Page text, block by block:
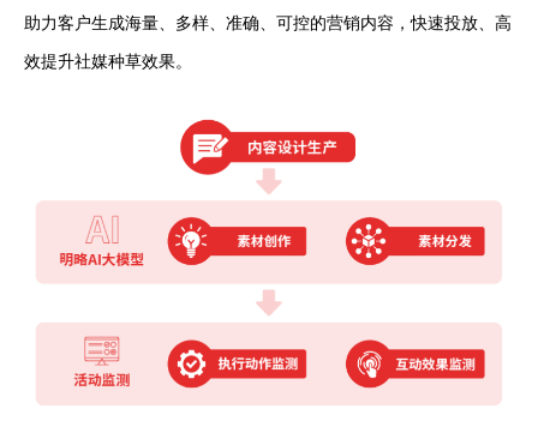
助力客户生成海量、多样、准确、可控的营销内容，快速投放、高
效提升社媒种草效果。